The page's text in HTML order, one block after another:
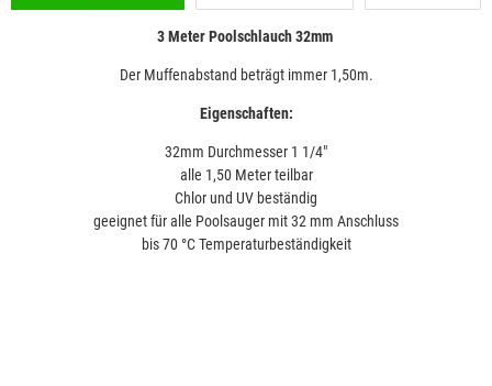
3 Meter Poolschlauch 32mm
Der Muffenabstand beträgt immer 1,50m.
Eigenschaften:
32mm Durchmesser 1 1/4"
alle 1,50 Meter teilbar
Chlor und UV beständig
geeignet für alle Poolsauger mit 32 mm Anschluss
bis 70 °C Temperaturbeständigkeit